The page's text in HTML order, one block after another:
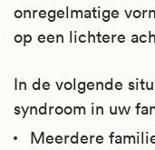
onregelmatige
op een lichtere
In de volgende
syndroom in uw
Meerdere